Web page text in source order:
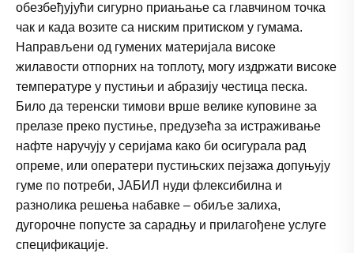
обезбеђујући сигурно приањање са главчином точка
чак и када возите са ниским притиском у гумама.
Направљени од гумених материјала високе
жилавости отпорних на топлоту, могу издржати високе
температуре у пустињи и абразију честица песка.
Било да теренски тимови врше велике куповине за
прелазе преко пустиње, предузећа за истраживање
нафте наручују у серијама како би осигурала рад
опреме, или оператери пустињских пејзажа допуњују
гуме по потреби, ЈАБИЛ нуди флексибилна и
разнолика решења набавке – обиље залиха,
дугорочне попусте за сарадњу и прилагођене услуге
спецификације.